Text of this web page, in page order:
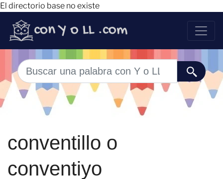
El directorio base no existe
conventillo o
conventiyo